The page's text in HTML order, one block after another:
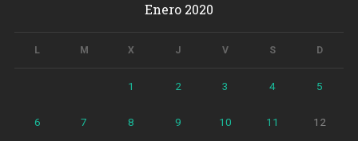
Enero 2020
L M X J V S D
1 2 3 4 5
6 7 8 9 10 11 12